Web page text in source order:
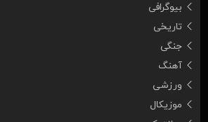
بیوگرافی
تاریخی
جنگی
آهنگ
ورزشی
موزیکال